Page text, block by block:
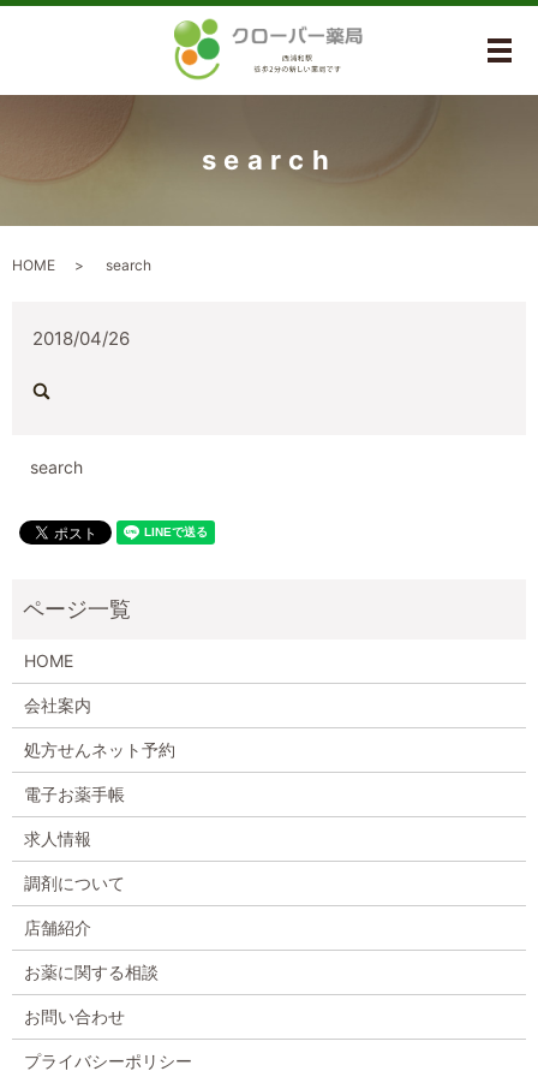
メ
search
HOME search
2018/04/26
search
HOME
会社案内
処方せんネット予約
電子お薬手帳
求人情報
調剤について
店舗紹介
お薬に関する相談
お問い合わせ
プライバシーポリシー